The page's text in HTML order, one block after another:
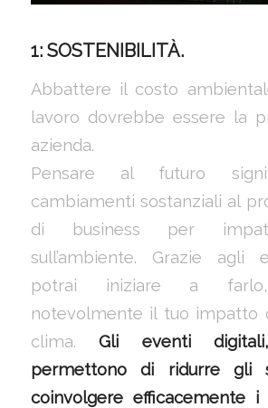
1: SOSTENIBILITÀ.
Abbattere il costo
lavoro dovrebbe essere la
azienda.
Pensare al futuro
cambiamenti sostanziali al
di business per
sull’ambiente. Grazie agli
potrai iniziare a farlo,
notevolmente il tuo impatto
clima.Gli eventi
permettono di ridurre gli
coinvolgere efficacemente